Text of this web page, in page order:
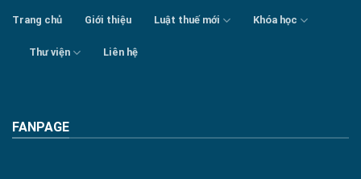
Trang chủ Giới thiệu Luật thuế mới Khóa học
Thư viện Liên hệ
FANPAGE